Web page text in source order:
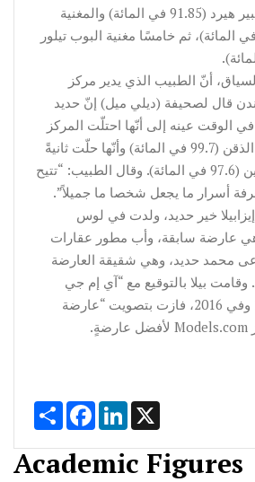
المائة)، ثم الممثلة أمبير هيرد (91.85 في المائة) والمغنية
أريانا غراندي (91.81 في المائة)، ثم خامسًا مغنية البوب تيلور
أنّ الطبيب الذي يدير مركز
قال لصحيفة (ديلي ميل) إنّ حديد
الوقت عينه إلى أنّها احتلّت المركز
الأول بالنسبة لملامح الذقن (99.7 في المائة) وأنّها حلّت ثانيةً
بالنسبة لوضعية العينين (97.6 في المائة). وقال الطبيب: “تتيح
أسرار ما يجعل شخصا ما جميلاً”.
خير حديد، ولدت في لوس
عام 1996 وهي عارضة سابقة، وأب مطور عقارات
محمد حديد، وهي شقيقة العارضة
بيلا بالتوقيع مع “آي إم جي
مودلز” في عام 2014 وفي 2016، فازت بتصويت “عارضة
Share FacebookLinkedIn
Academic Figures